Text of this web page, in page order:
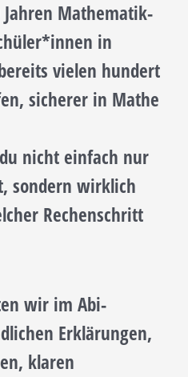
Mathematik-
in
vielen hundert
sicherer in Mathe
nicht einfach nur
sondern wirklich
Rechenschritt
wir im Abi-
Erklärungen,
klaren